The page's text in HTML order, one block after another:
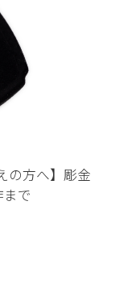
の方へ】彫金
で